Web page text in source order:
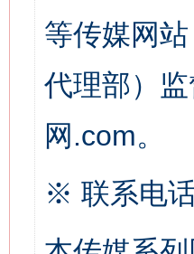
等传媒网
代理部）
网.com。
※ 联系电
这是一记警钟